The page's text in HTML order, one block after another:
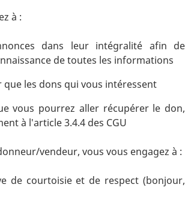
à :
dans leur intégralité afin de
de toutes les informations
que les dons qui vous intéressent
vous pourrez aller récupérer le don,
à l'article 3.4.4 des CGU
vendeur, vous vous engagez à :
de courtoisie et de respect (bonjour,